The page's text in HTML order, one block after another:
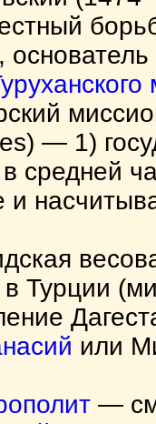
— 1)
средней
и
Турции
или
—